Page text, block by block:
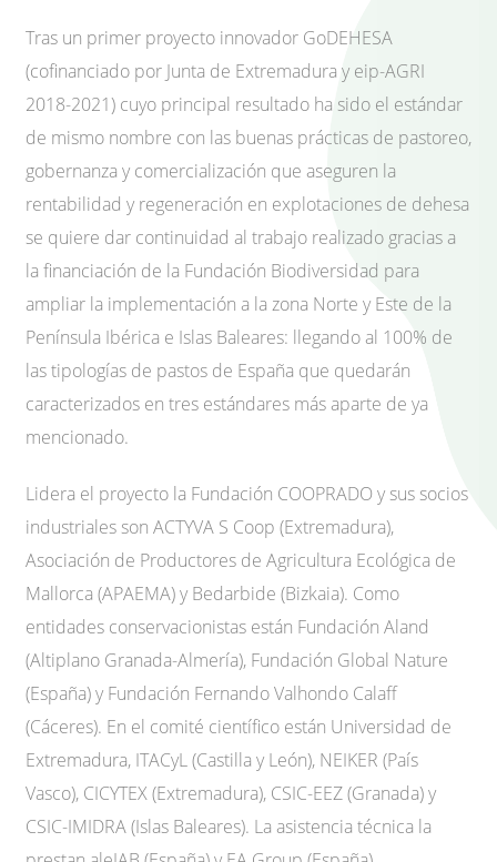
Tras un primer proyecto innovador GoDEHESA
(cofinanciado por Junta de Extremadura y eip-AGRI
2018-2021) cuyo principal resultado ha sido el estándar
de mismo nombre con las buenas prácticas de pastoreo,
gobernanza y comercialización que aseguren la
rentabilidad y regeneración en explotaciones de dehesa
se quiere dar continuidad al trabajo realizado gracias a
la financiación de la Fundación Biodiversidad para
ampliar la implementación a la zona Norte y Este de la
Península Ibérica e Islas Baleares: llegando al 100% de
las tipologías de pastos de España que quedarán
caracterizados en tres estándares más aparte de ya
mencionado.
Lidera el proyecto la Fundación COOPRADO y sus socios
industriales son ACTYVA S Coop (Extremadura),
Asociación de Productores de Agricultura Ecológica de
Mallorca (APAEMA) y Bedarbide (Bizkaia). Como
entidades conservacionistas están Fundación Aland
(Altiplano Granada-Almería), Fundación Global Nature
(España) y Fundación Fernando Valhondo Calaff
(Cáceres). En el comité científico están Universidad de
Extremadura, ITACyL (Castilla y León), NEIKER (País
Vasco), CICYTEX (Extremadura), CSIC-EEZ (Granada) y
CSIC-IMIDRA (Islas Baleares). La asistencia técnica la